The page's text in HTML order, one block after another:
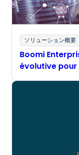
ソリューション概要
Boomi
évolutive pour